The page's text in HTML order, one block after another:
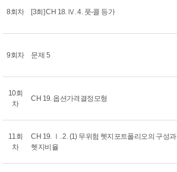
8회차 [3회] CH 18. Ⅳ. 4. 풋-콜 등가
9회차 문제 5
10회
차
CH 19. 옵션가격결정모형
11회
차
CH 19. Ⅰ. 2. (1) 무위험 헷지포트폴리오의 구성과
헷지비율